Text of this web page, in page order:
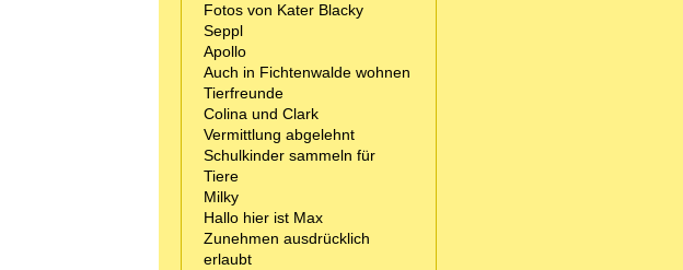
Fotos von Kater Blacky
Seppl
Apollo
Auch in Fichtenwalde wohnen
Tierfreunde
Colina und Clark
Vermittlung abgelehnt
Schulkinder sammeln für
Tiere
Milky
Hallo hier ist Max
Zunehmen ausdrücklich
erlaubt